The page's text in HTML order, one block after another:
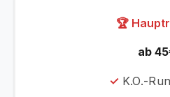
🏆
ab
K.O.-